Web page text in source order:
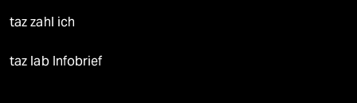
taz zahl ich
taz lab Infobrief